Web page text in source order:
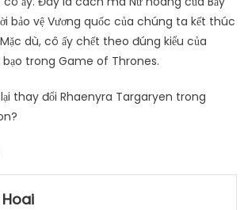
bảo vệ Vương quốc của chúng ta kết thúc
dù, cô ấy chết theo đúng kiểu của
trong Game of Thrones.
thay đổi Rhaenyra Targaryen trong